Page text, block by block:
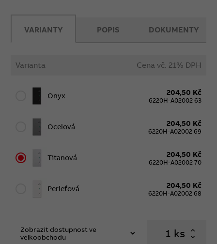
VARIANTY
Varianta Cena vč. 21% DPH
Onyx 204,50 Kč
6220H-A02002 63
Ocelová 204,50 Kč
6220H-A02002 69
Titanová 204,50 Kč
6220H-A02002 70
Perleťová 204,50 Kč
6220H-A02002 68
Zobrazit dostupnost ve
velkoobchodu
ks
POPIS DOKUMENTY